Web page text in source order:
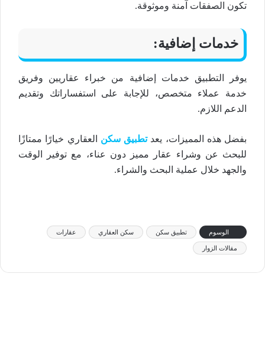
تكون الصفقات آمنة وموثوقة.
خدمات إضافية:
يوفر التطبيق خدمات إضافية من خبراء عقاريين وفريق
خدمة عملاء متخصص، للإجابة على استفساراتك وتقديم
الدعم اللازم.
بفضل هذه المميزات، يعدتطبيق سكن العقاري خيارًا ممتازًا
للبحث عن وشراء عقار مميز دون عناء، مع توفير الوقت
والجهد خلال عملية البحث والشراء.
الوسوم تطبيق سكن سكن العقاري عقارات
مقالات الزوار